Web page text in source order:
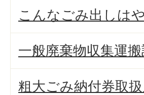
こんなごみ出しは
一般廃棄物収集運
粗大ごみ納付券取